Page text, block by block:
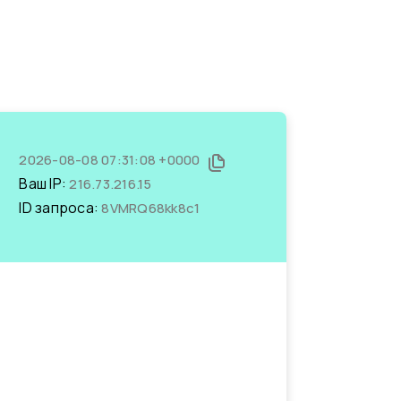
2026-08-08 07:31:08 +0000
Ваш IP:216.73.216.15
ID запроса:8VMRQ68kk8c1